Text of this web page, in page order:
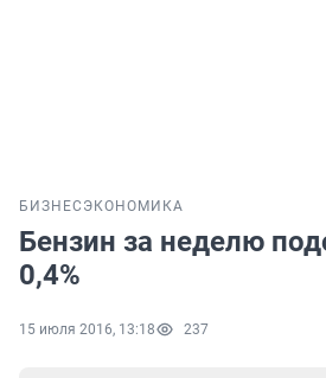
БИЗНЕС ЭКОНОМИКА
Бензин за неделю
0,4%
15 июля 2016, 13:18 237